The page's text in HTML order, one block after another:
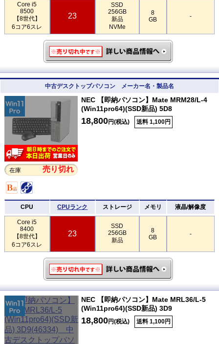
Core i5
8500
【8世代】
6コア6スレ
23
SSD
256GB
新品
NVMe
8
GB
-
中古デスクトップパソコン メーカー名・製品名
在庫 売り切れ
NEC 【即納パソコン】Mate MRM28/L-4
(Win11pro64)(SSD新品) 5D8
18,800円(税込) 送料 1,100円
CPU CPUランク ストレージ メモリ 液晶/解像度
Core i5
8400
【8世代】
6コア6スレ
23
SSD
256GB
新品
8
GB
-
NEC 【即納パソコン】Mate MRL36/L-5
(Win11pro64)(SSD新品) 3D9
18,800円(税込) 送料 1,100円